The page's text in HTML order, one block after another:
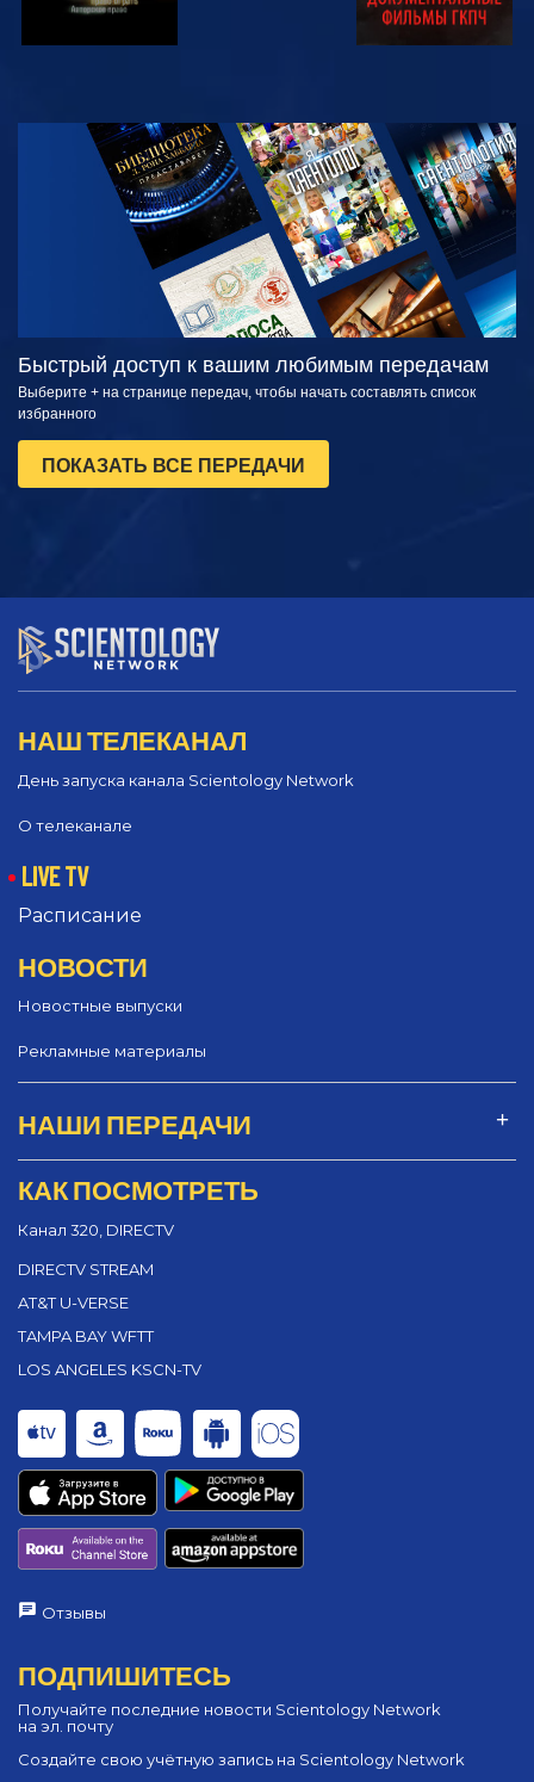
СМОТРЕТЬ
СМОТРЕТЬ
ПЕРЕДАЧИ
Быстрый доступ к вашим любимым передачам
Выберите + на странице передач, чтобы начать составлять список
избранного
ПОКАЗАТЬ ВСЕ ПЕРЕДАЧИ
НАШ ТЕЛЕКАНАЛ
День запуска канала Scientology Network
О телеканале
LIVE TV
Расписание
НОВОСТИ
Новостные выпуски
Рекламные материалы
НАШИ ПЕРЕДАЧИ
КАК ПОСМОТРЕТЬ
Канал 320, DIRECTV
DIRECTV STREAM
AT&T U-VERSE
TAMPA BAY WFTT
LOS ANGELES KSCN-TV
Отзывы
ПОДПИШИТЕСЬ
Получайте последние новости Scientology Network
на эл. почту
Создайте свою учётную запись на Scientology Network